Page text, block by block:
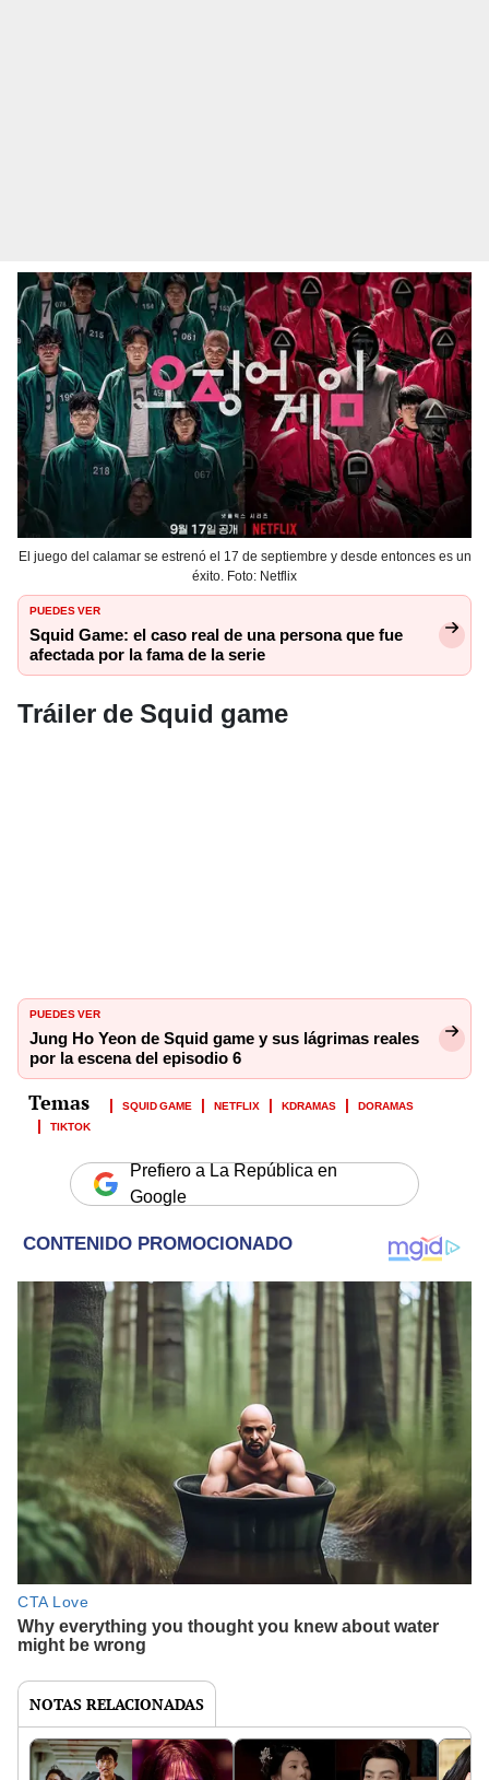
El juego del calamar se estrenó el 17 de septiembre y desde entonces es un
éxito. Foto: Netflix
PUEDES VER
Squid Game: el caso real de una persona que fue
afectada por la fama de la serie
Tráiler de Squid game
PUEDES VER
Jung Ho Yeon de Squid game y sus lágrimas reales
por la escena del episodio 6
SQUID GAME NETFLIX KDRAMAS
DORAMAS
TIKTOK
Prefiero a La República en
Google
NOTAS RELACIONADAS